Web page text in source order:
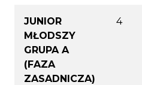
JUNIOR
MŁODSZY
GRUPA A
(FAZA
ZASADNICZA)
4